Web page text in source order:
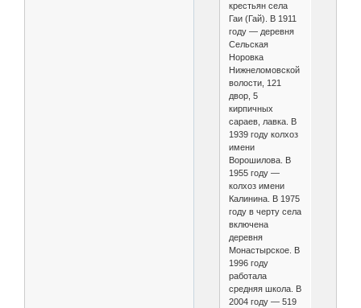
крестьян села
Гаи (Гай). В 1911
году — деревня
Сельская
Норовка
Нижнеломовской
волости, 121
двор, 5
кирпичных
сараев, лавка. В
1939 году колхоз
имени
Ворошилова. В
1955 году —
колхоз имени
Калинина. В 1975
году в черту села
включена
деревня
Монастырское. В
1996 году
работала
средняя школа. В
2004 году — 519